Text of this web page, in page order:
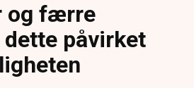
og færre
påvirket